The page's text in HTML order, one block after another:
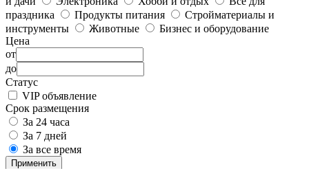
праздника
Продукты питания
Стройматериалы и
инструменты
Животные
Бизнес и оборудование
Цена
от
до
Статус
VIP объявление
Срок размещения
За 24 часа
За 7 дней
За все время
Применить